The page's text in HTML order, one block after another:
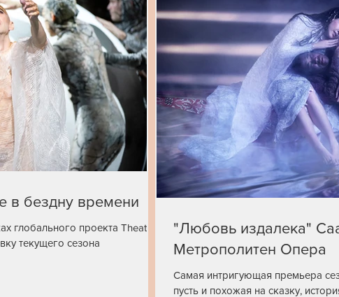
в бездну времени
глобального проекта Theatre
текущего сезона
"Любовь издалека"
Метрополитен Опера
Самая интригующая премьера
пусть и похожая на сказку,